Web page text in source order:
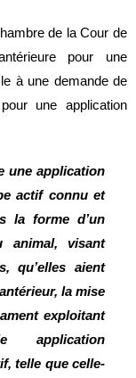
de la Cour de
pour une
à une demande de
une application
application
actif connu et
la forme d’un
animal, visant
qu’elles aient
la mise
exploitant
application
telle que celle-